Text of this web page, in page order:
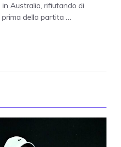
in Australia, rifiutando di
prima della partita …